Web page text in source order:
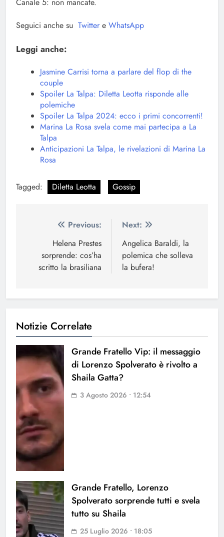
Canale 5: non mancate.
Seguici anche su Twitter e WhatsApp
Leggi anche:
Jasmine Carrisi torna a parlare del flop di the
couple
Spoiler La Talpa: Diletta Leotta risponde alle
polemiche
Spoiler La Talpa 2024: ecco i primi concorrenti!
Marina La Rosa svela come mai partecipa a La
Talpa
Anticipazioni La Talpa, le rivelazioni di Marina La
Rosa
Tagged: Diletta Leotta Gossip
Navigazione
articoli
Previous:
Helena Prestes
sorprende: cos’ha
scritto la brasiliana
Next:
Angelica Baraldi, la
polemica che solleva
la bufera!
Notizie Correlate
Grande Fratello Vip: il messaggio
di Lorenzo Spolverato è rivolto a
Shaila Gatta?
3 Agosto 2026 • 12:54
Grande Fratello, Lorenzo
Spolverato sorprende tutti e svela
tutto su Shaila
25 Luglio 2026 • 18:05